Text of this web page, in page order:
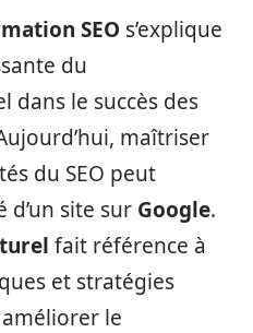
SEO s’explique
du
dans le succès des
maîtriser
du SEO peut
site sur Google.
fait référence à
et stratégies
le